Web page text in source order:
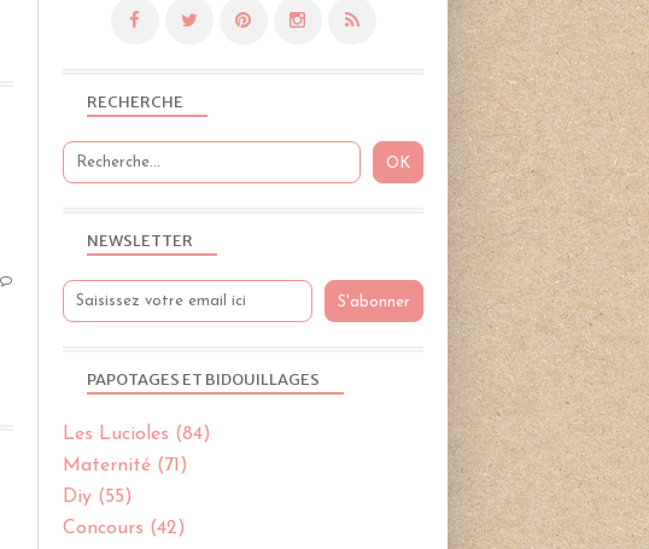
TEAMPIPELETTES
CONCOURS
NEWSLETTER
RECHERCHE
PAPOTAGES ET BIDOUILLAGES
Les Lucioles (84)
Maternité (71)
Diy (55)
Concours (42)